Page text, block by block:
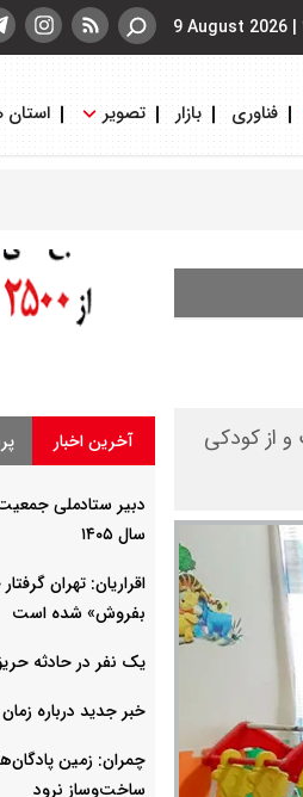
|
9 August 2026
فناوری بازار تصویر استان
از کودکی
آخرین اخبار
دبیر ستادملی
سال ۱۴۰۵
اقراریان: تهران
بفروش» شده است
یک نفر در حادثه
خبر جدید درباره
چمران: زمین
ساخت‌وساز نرود